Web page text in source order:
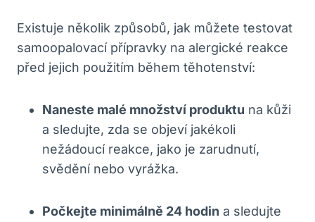
Existuje několik způsobů, jak můžete testovat
samoopalovací přípravky na alergické reakce
před jejich použitím během těhotenství:
Naneste malé množství produktu na kůži
a sledujte, zda se objeví jakékoli
nežádoucí reakce, jako je zarudnutí,
svědění nebo vyrážka.
Počkejte minimálně 24 hodin a sledujte